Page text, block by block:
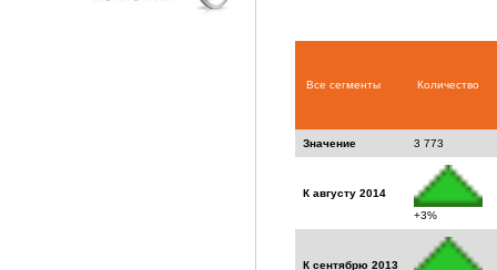
КЛИЕНТЫ
Все сегменты Количество
Значение 3 773
К августу 2014
+3%
К сентябрю 2013